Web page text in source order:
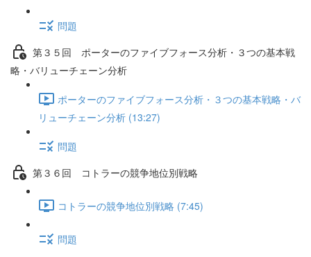
問題
第３５回 ポーターのファイブフォース分析・３つの基本戦
略・バリューチェーン分析
ポーターのファイブフォース分析・３つの基本戦略・バ
リューチェーン分析 (13:27)
問題
第３６回 コトラーの競争地位別戦略
コトラーの競争地位別戦略 (7:45)
問題